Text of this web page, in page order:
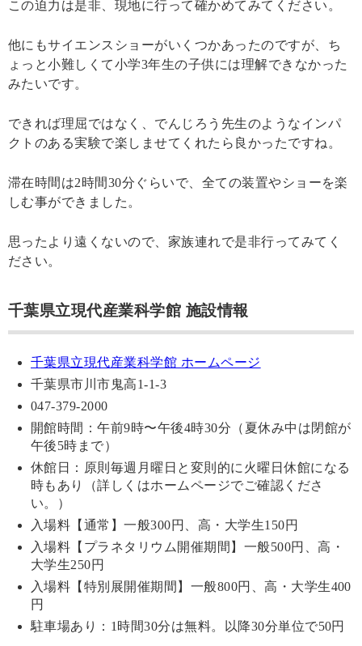
この迫力は是非、現地に行って確かめてみてください。
他にもサイエンスショーがいくつかあったのですが、ち
ょっと小難しくて小学3年生の子供には理解できなかった
みたいです。
できれば理屈ではなく、でんじろう先生のようなインパ
クトのある実験で楽しませてくれたら良かったですね。
滞在時間は2時間30分ぐらいで、全ての装置やショーを楽
しむ事ができました。
思ったより遠くないので、家族連れで是非行ってみてく
ださい。
千葉県立現代産業科学館 施設情報
千葉県立現代産業科学館 ホームページ
千葉県市川市鬼高1-1-3
047-379-2000
開館時間：午前9時〜午後4時30分（夏休み中は閉館が
午後5時まで）
休館日：原則毎週月曜日と変則的に火曜日休館になる
時もあり（詳しくはホームページでご確認くださ
い。）
入場料【通常】一般300円、高・大学生150円
入場料【プラネタリウム開催期間】一般500円、高・
大学生250円
入場料【特別展開催期間】一般800円、高・大学生400
円
駐車場あり：1時間30分は無料。以降30分単位で50円